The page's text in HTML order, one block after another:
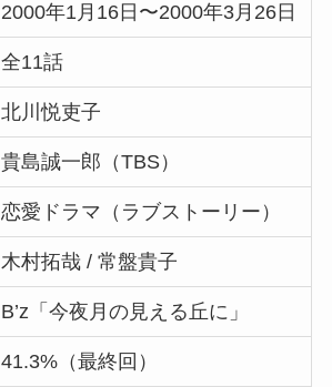
2000年1月16日〜2000年3月26日
全11話
北川悦吏子
貴島誠一郎（TBS）
恋愛ドラマ（ラブストーリー）
木村拓哉 / 常盤貴子
B’z「今夜月の見える丘に」
41.3%（最終回）